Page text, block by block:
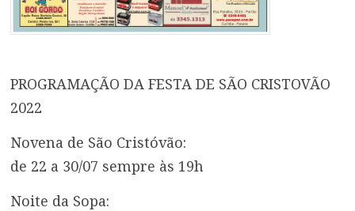
PROGRAMAÇÃO DA FESTA DE SÃO CRISTOVÃO
2022
Novena de São Cristóvão:
de 22 a 30/07 sempre às 19h
Noite da Sopa: